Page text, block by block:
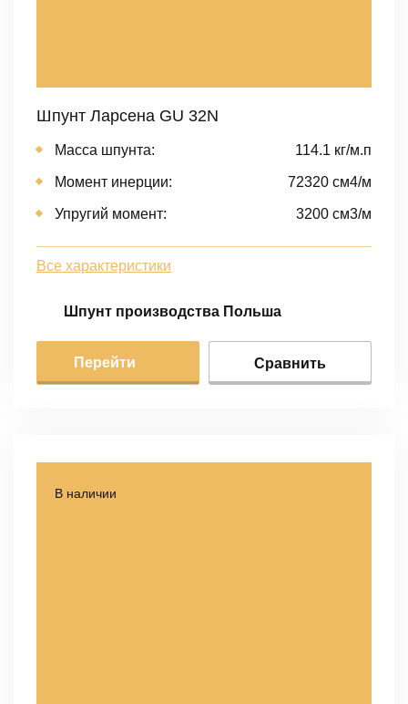
Шпунт Ларсена GU 32N
Масса шпунта: 114.1 кг/м.п
Момент инерции: 72320 cм4/м
Упругий момент: 3200 cм3/м
Все характеристики
Шпунт производства Польша
Перейти Сравнить
В наличии